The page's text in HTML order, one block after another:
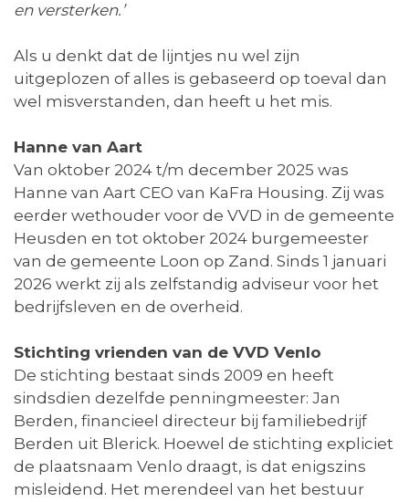
en versterken.’
Als u denkt dat de lijntjes nu wel zijn
uitgeplozen of alles is gebaseerd op toeval dan
wel misverstanden, dan heeft u het mis.
Hanne van Aart
Van oktober 2024 t/m december 2025 was
Hanne van Aart CEO van KaFra Housing. Zij was
eerder wethouder voor de VVD in de gemeente
Heusden en tot oktober 2024 burgemeester
van de gemeente Loon op Zand. Sinds 1 januari
2026 werkt zij als zelfstandig adviseur voor het
bedrijfsleven en de overheid.
Stichting vrienden van de VVD Venlo
De stichting bestaat sinds 2009 en heeft
sindsdien dezelfde penningmeester: Jan
Berden, financieel directeur bij familiebedrijf
Berden uit Blerick. Hoewel de stichting expliciet
de plaatsnaam Venlo draagt, is dat enigszins
misleidend. Het merendeel van het bestuur